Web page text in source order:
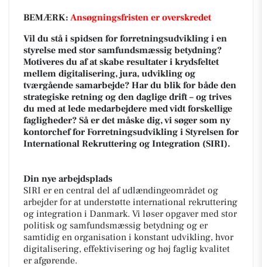
BEMÆRK: Ansøgningsfristen er overskredet
Vil du stå i spidsen for forretningsudvikling i en
styrelse med stor samfundsmæssig betydning?
Motiveres du af at skabe resultater i krydsfeltet
mellem digitalisering, jura, udvikling og
tværgående samarbejde? Har du blik for både den
strategiske retning og den daglige drift – og trives
du med at lede medarbejdere med vidt forskellige
fagligheder? Så er det måske dig, vi søger som ny
kontorchef for Forretningsudvikling i Styrelsen for
International Rekruttering og Integration (SIRI).
Din nye arbejdsplads
SIRI er en central del af udlændingeområdet og
arbejder for at understøtte international rekruttering
og integration i Danmark. Vi løser opgaver med stor
politisk og samfundsmæssig betydning og er
samtidig en organisation i konstant udvikling, hvor
digitalisering, effektivisering og høj faglig kvalitet
er afgørende.